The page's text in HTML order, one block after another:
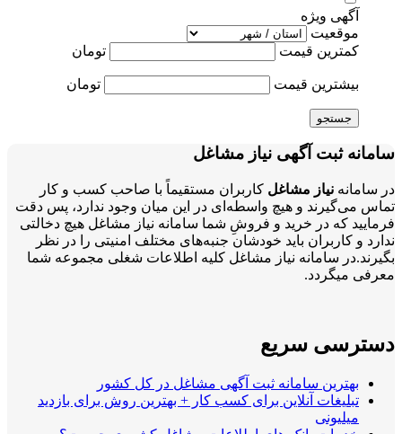
آگهی ویژه
موقعیت
کمترین قیمت
تومان
بیشترین قیمت تومان
جستجو
سامانه ثبت آگهی نیاز مشاغل
در سامانه نیاز مشاغل کاربران مستقیماً با صاحب کسب و کار
تماس می‌گیرند و هیچ واسطه‌ای در این میان وجود ندارد، پس دقت
فرمایید که در خرید و فروشِ شما سامانه نیاز مشاغل هیچ دخالتی
ندارد و کاربران باید خودشان جنبه‌های مختلف امنیتی را در نظر
بگیرند.در سامانه نیاز مشاغل کلیه اطلاعات شغلی مجموعه شما
معرفی میگردد.
دسترسی سریع
بهترین سامانه ثبت آگهی مشاغل در کل کشور
تبلیغات آنلاین برای کسب کار + بهترین روش برای بازدید
میلیونی